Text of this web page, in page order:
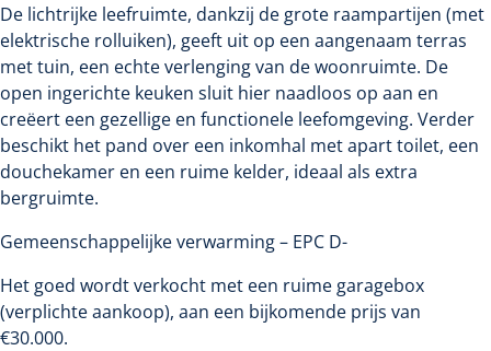
De lichtrijke leefruimte, dankzij de grote raampartijen (met
elektrische rolluiken), geeft uit op een aangenaam terras
met tuin, een echte verlenging van de woonruimte. De
open ingerichte keuken sluit hier naadloos op aan en
creëert een gezellige en functionele leefomgeving. Verder
beschikt het pand over een inkomhal met apart toilet, een
douchekamer en een ruime kelder, ideaal als extra
bergruimte.
Gemeenschappelijke verwarming – EPC D-
Het goed wordt verkocht met een ruime garagebox
(verplichte aankoop), aan een bijkomende prijs van
€30.000.